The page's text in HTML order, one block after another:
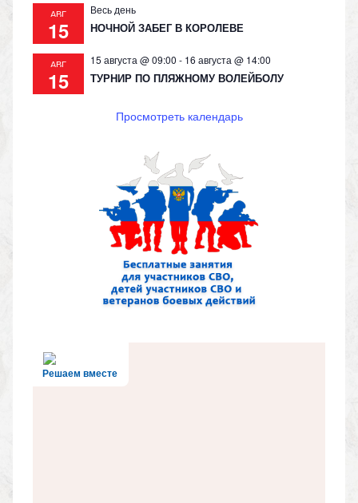
АВГ
15
Весь день
НОЧНОЙ ЗАБЕГ В КОРОЛЕВЕ
АВГ
15
15 августа @ 09:00 - 16 августа @ 14:00
ТУРНИР ПО ПЛЯЖНОМУ ВОЛЕЙБОЛУ
Просмотреть календарь
Решаем вместе